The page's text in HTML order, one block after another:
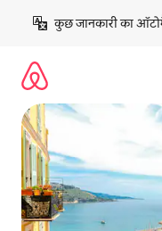
छोड़कर
कॉन्टेंट
कुछ जानकारी का